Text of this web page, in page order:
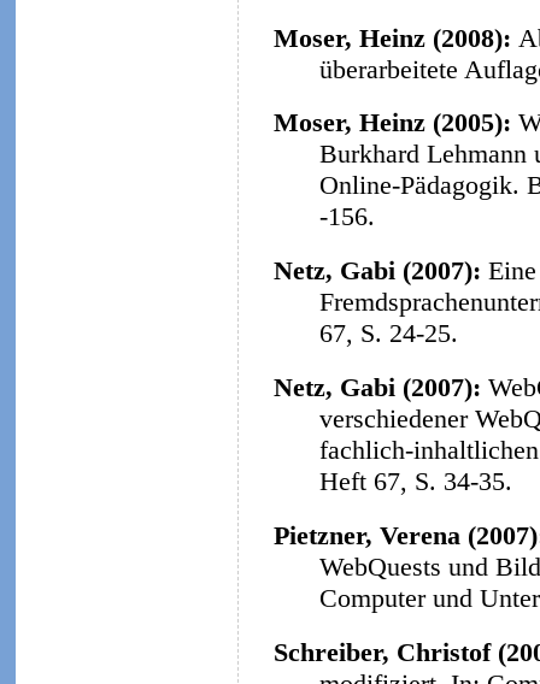
Moser, Heinz (2008):
überarbeitete
Moser, Heinz (2005):
Burkhard Lehmann
Online-Pädagogik.
-156.
Netz, Gabi (2007):
67, S. 24-25.
Netz, Gabi (2007):
verschiedener
fachlich-
Heft 67, S. 34-35.
Pietzner, Verena
WebQuests und
Computer und
Schreiber, Christof